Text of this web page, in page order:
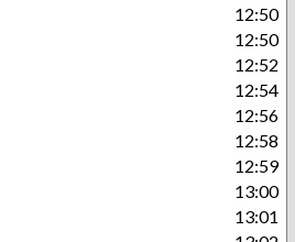
12:50
12:50
12:52
12:54
12:56
12:58
12:59
13:00
13:01